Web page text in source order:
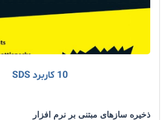
10 کاربرد SDS
ذخیره سازهای مبتنی بر نرم افزار